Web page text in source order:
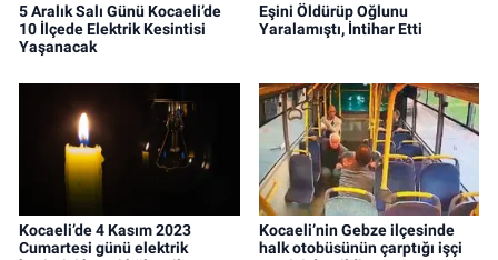
5 Aralık Salı Günü Kocaeli’de
10 İlçede Elektrik Kesintisi
Yaşanacak
Eşini Öldürüp Oğlunu
Yaralamıştı, İntihar Etti
Kocaeli’de 4 Kasım 2023
Cumartesi günü elektrik
Kocaeli’nin Gebze ilçesinde
halk otobüsünün çarptığı işçi